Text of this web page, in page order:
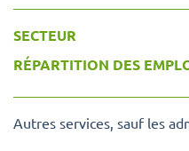
SECTEUR
RÉPARTITION DES
Autres services, sauf les